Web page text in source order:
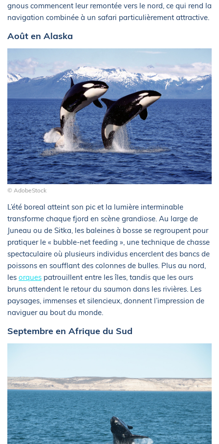
gnous commencent leur remontée vers le nord, ce qui rend la
navigation combinée à un safari particulièrement attractive.
Août en Alaska
© AdobeStock
L’été boreal atteint son pic et la lumière interminable
transforme chaque fjord en scène grandiose. Au large de
Juneau ou de Sitka, les baleines à bosse se regroupent pour
pratiquer le « bubble-net feeding », une technique de chasse
spectaculaire où plusieurs individus encerclent des bancs de
poissons en soufflant des colonnes de bulles. Plus au nord,
les orques patrouillent entre les îles, tandis que les ours
bruns attendent le retour du saumon dans les rivières. Les
paysages, immenses et silencieux, donnent l’impression de
naviguer au bout du monde.
Septembre en Afrique du Sud